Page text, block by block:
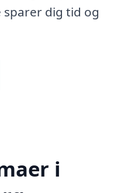
dig tid og
i